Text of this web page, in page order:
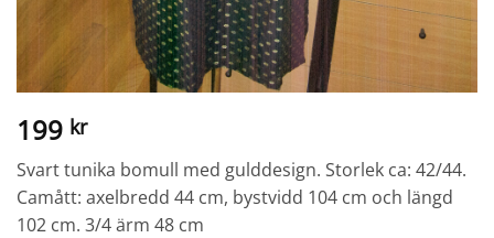
199 kr
Svart tunika bomull med gulddesign. Storlek ca: 42/44.
Camått: axelbredd 44 cm, bystvidd 104 cm och längd
102 cm. 3/4 ärm 48 cm